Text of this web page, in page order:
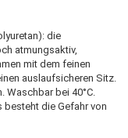
die
atmungsaktiv,
mit dem feinen
auslaufsicheren Sitz.
bei 40°C.
besteht die Gefahr von